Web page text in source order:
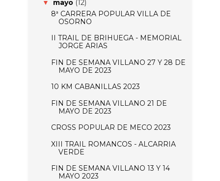
▼ mayo (12)
8ª CARRERA POPULAR VILLA DE
OSORNO
II TRAIL DE BRIHUEGA - MEMORIAL
JORGE ARIAS
FIN DE SEMANA VILLANO 27 Y 28 DE
MAYO DE 2023
10 KM CABANILLAS 2023
FIN DE SEMANA VILLANO 21 DE
MAYO DE 2023
CROSS POPULAR DE MECO 2023
XIII TRAIL ROMANCOS - ALCARRIA
VERDE
FIN DE SEMANA VILLANO 13 Y 14
MAYO 2023